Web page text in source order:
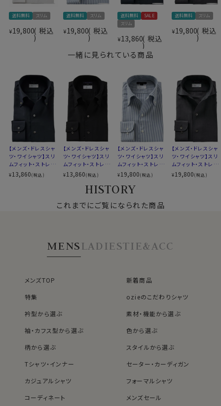
・家庭洗濯推奨～ウオッシャブルウール
本来ウールは水洗いをすると縮んだり風合いが変わって
しまうことがあるので水洗いは基本厳禁です。
しかしREDA
TIVEはREDA独自の防縮加工を施
すことにより、ご家庭の洗濯機で普通に水洗いができま
く落ちやすい為、つけおき洗いでも十分です。）
・防しわ性
REDA
60701s
TIVEには形態安定加工を施しているわけ
ではありませんが、非常に強力な防しわ性能があります。
ネットに入れて洗濯後すぐにハンギングして干せばシワが
勝手に伸びます。
アイロンがけはほぼ不要のレベルです。（シワの出方につ
いて、許容範囲は個人差があります。ご了承下さい。）
ソフトながらハリ・コシがあってウオッシャブルである
TIVEの特性と、繊維に弾力や回復力があ
るウールがもつそもそもの特性がミックスされて、強力な
防しわ性を実現しています。
加工で抗菌消臭を施しているのではなく、ウール特性で
を吸収する力を持っています。
皮膚に近いワイシャツにはこの効果は絶大です。
またウールは特性として防汚性を持っているので、汚れ
・オールシーズン用の温度調整～吸湿性・通気性・断熱性
が高い
る特性があります。
仕様表
wool／メリノウール100%
（SUPER120’ｓ・80番手双糸）
Reda Active Tropical
形態安定加工ではありません）
ウオッシャブル・防しわ・ストレッチ
素材名
平織
衿型
イタリアンカラー（ワンピースカラー）
ボタンダウン
第一ボタンあり
キーパー なし
前立て
裏前立て
後身頃
バックダーツ入り
ポケット ポケットなし
ラウンドカット
後4.2cm
S-37～4L-47cm
全9サイズ
生産国
洗濯
洗濯ネットに入れた上ご家庭洗濯を推奨（クリ
▼スポット商品につき再入荷はございませんのでご了承
送料無料 スリム
¥19,800 税込
送料無料 スリム
¥19,800 税込
送料無料
SALE
スリム
¥13,860 税込
送料無料 スリム
¥19,800 税込
一緒に見られている商品
【メンズ・ドレスシャ
ツ・ワイシャツ】スリ
ムフィット・ストレッ
チ・メリノウール・イ
タリア製生地・イー
¥13,860(税込)
【メンズ・ドレスシャ
ツ・ワイシャツ】スリ
ムフィット・ストレッ
チ・メリノウール・イ
タリア製生地・イー
ジーケア・イタリア
ンカラー・ボタンダ
ウン・第一ボタンあ
り・ポケット無し・SA
¥13,860(税込)
【メンズ・ドレスシャ
ツ・ワイシャツ】スリ
ムフィット・ストレッ
チ・メリノウール・イ
タリア製生地・イー
ジーケア・イタリア
ンカラー・ボタンダ
ウン・第一ボタンあ
り・ポケット無し
¥19,800(税込)
【メンズ・ドレスシャ
ツ・ワイシャツ】スリ
ムフィット・ストレッ
チ・メリノウール・イ
タリア製生地・イー
¥19,800(税込)
HISTORY
これまでにご覧になられた商品
MENSLADIESTIE&ACC
メンズTOP
新着商品
特集
ozieのこだわりシャツ
衿型から選ぶ
素材・機能から選ぶ
袖・カフス型から選ぶ
色から選ぶ
柄から選ぶ
スタイルから選ぶ
Tシャツ・インナー
セーター・カーディガン
カジュアルシャツ
フォーマルシャツ
コーディネート
メンズセール